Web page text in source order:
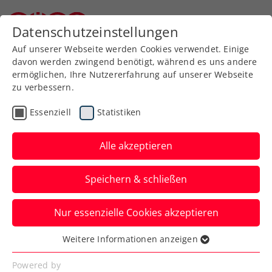
Zurück zur Newsübersicht
Billie Jean King Cup
Billie Jean King Cup: ÖTV-
Damen mit 3
Debütantinnen nach
Vilnius
Arabella Koller, Ekaterina Perelygina und
Mavie Österreicher geben ihr Debüt für
Österreich.
Datenschutzeinstellungen
Auf unserer Webseite werden Cookies verwendet. Einige
davon werden zwingend benötigt, während es uns andere
ermöglichen, Ihre Nutzererfahrung auf unserer Webseite
zu verbessern.
Essenziell Statistiken
Alle akzeptieren
Speichern & schließen
Nur essenzielle Cookies akzeptieren
Essenziell
Essenzielle Cookies werden für grundlegende
Weitere Informationen anzeigen
Powered by